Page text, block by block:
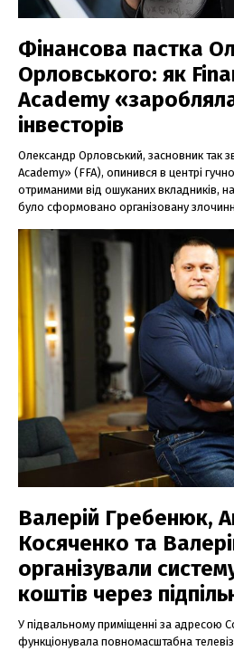
Фінансова пастка
Орловського: як
Academy
інвесторів
Олександр Орловський, засновник так
Academy» (FFA), опинився в центрі
отриманими від ошуканих вкладників,
було сформовано організовану
Валерій Гребенюк,
Косяченко та
організували
коштів через
У підвальному приміщенні за адресою
функціонувала повномасштабна